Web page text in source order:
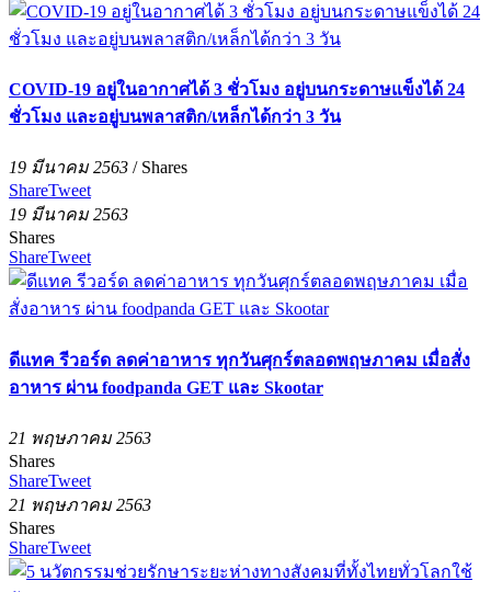
COVID-19 อยู่ในอากาศได้ 3 ชั่วโมง อยู่บนกระดาษแข็งได้ 24
ชั่วโมง และอยู่บนพลาสติก/เหล็กได้กว่า 3 วัน
19 มีนาคม 2563 / Shares
ShareTweet
19 มีนาคม 2563
Shares
ShareTweet
ดีแทค รีวอร์ด ลดค่าอาหาร ทุกวันศุกร์ตลอดพฤษภาคม เมื่อสั่ง
อาหาร ผ่าน foodpanda GET และ Skootar
21 พฤษภาคม 2563
Shares
ShareTweet
21 พฤษภาคม 2563
Shares
ShareTweet